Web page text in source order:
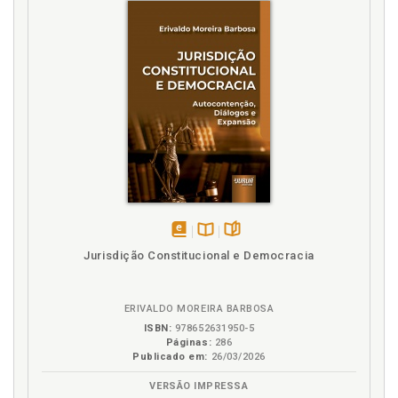
Atuação da advocacia - geral daunião no caso da
Autodeclaração, p. 45
Avaliação do reitor da UFPR sobre o novo perfil da
universidade pós - - vestibular com o sistema de
cotas . Anexo F, p. 235
Batalha jurídica para a implantação do vestibular de
cotas da UFPR . Ane - xo H, p. 239
Boletim informativo 1º vestibular UnB 2010 . Anexo
L, p. 277
proporcionalidade, p. 122
disponívelDisponível
páginas
Jurisdição Constitucional e Democracia
ERIVALDO MOREIRA BARBOSA
ISBN: 978652631950-5
Páginas: 286
Publicado em: 26/03/2026
VERSÃO IMPRESSA